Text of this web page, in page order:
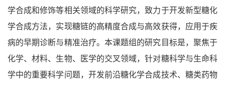
学合成和修饰等相关领域的科学研究，致力于开发新型糖化
学合成方法，实现糖链的高精度合成与高效获得，应用于疾
病的早期诊断与精准治疗。本课题组的研究目标是，聚焦于
化学、材料、生物、医学的交叉领域，针对糖科学与生命科
学中的重要科学问题，开发前沿糖化学合成技术、糖类药物